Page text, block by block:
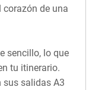
de una
sencillo, lo que
tu itinerario.
sus salidas A3